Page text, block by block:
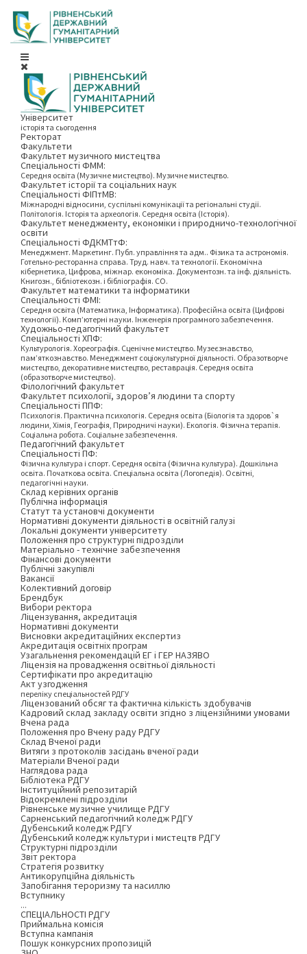
Університет
історія та сьогодення
Ректорат
Факультети
Факультет музичного мистецтва
Спеціальності ФММ:
Середня освіта (Музичне мистецтво). Музичне мистецтво.
Факультет історії та соціальних наук
Спеціальності ФІПтМВ:
Міжнародні відносини, суспільні комунікації та регіональні студії.
Політологія. Історія та археологія. Середня освіта (Історія).
Факультет менеджменту, економіки і природничо-технологічної
освіти
Спеціальності ФДКМТтФ:
Менеджмент. Маркетинг. Публ. управління та адм.. Фізика та астрономія.
Готельно-ресторанна справа. Труд. навч. та технології. Економічна
кібернетика, Цифрова, міжнар. економіка. Документозн. та інф. діяльність.
Книгозн., бібліотекозн. і бібліографія. СО.
Факультет математики та інформатики
Спеціальності ФМІ:
Середня освіта (Математика, Інформатика). Професійна освіта (Цифрові
технології). Комп’ютерні науки. Інженерія програмного забезпечення.
Художньо-педагогічний факультет
Спеціальності ХПФ:
Культурологія. Хореографія. Сценічне мистецтво. Музеєзнавство,
пам’яткознавство. Менеджмент соціокультурної діяльності. Образотворче
мистецтво, декоративне мистецтво, реставрація. Середня освіта
(образотворче мистецтво).
Філологічний факультет
Факультет психології, здоров’я людини та спорту
Спеціальності ППФ:
Психологія. Практична психологія. Середня освіта (Біологія та здоров`я
людини, Хімія, Географія, Природничі науки). Екологія. Фізична терапія.
Соціальна робота. Соціальне забезпечення.
Педагогічний факультет
Спеціальності ПФ:
Фізична культура і спорт. Середня освіта (Фізична культура). Дошкільна
освіта. Початкова освіта. Спеціальна освіта (Логопедія). Освітні,
педагогічні науки.
Склад керівних органів
Публічна інформація
Статут та установчі документи
Нормативні документи діяльності в освітній галузі
Локальні документи університету
Положення про структурні підрозділи
Матеріально - технічне забезпечення
Фінансові документи
Публічні закупівлі
Вакансії
Колективний договір
Брендбук
Вибори ректора
Ліцензування, акредитація
Нормативні документи
Висновки акредитаційних експертиз
Акредитація освітніх програм
Узагальнення рекомендацій ЕГ і ГЕР НАЗЯВО
Ліцензія на провадження освітньої діяльності
Сертифікати про акредитацію
Акт узгодження
переліку спеціальностей РДГУ
Ліцензований обсяг та фактична кількість здобувачів
Кадровий склад закладу освіти згідно з ліцензійними умовами
Вчена рада
Положення про Вчену раду РДГУ
Склад Вченої ради
Витяги з протоколів засідань вченої ради
Матеріали Вченої ради
Наглядова рада
Бібліотека РДГУ
Інституційний репозитарій
Відокремлені підрозділи
Рівненське музичне училище РДГУ
Сарненський педагогічний коледж РДГУ
Дубенський коледж РДГУ
Дубенський коледж культури і мистецтв РДГУ
Структурні підрозділи
Звіт ректора
Стратегія розвитку
Антикорупційна діяльність
Запобігання тероризму та насиллю
Вступнику
...
СПЕЦІАЛЬНОСТІ РДГУ
Приймальна комісія
Вступна кампанія
Пошук конкурсних пропозицій